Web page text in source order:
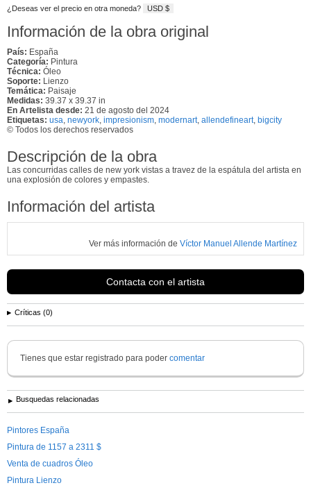
¿Deseas ver el precio en otra moneda? USD $
Información de la obra original
País: España
Categoría: Pintura
Técnica: Óleo
Soporte: Lienzo
Temática: Paisaje
Medidas: 39.37 x 39.37 in
En Artelista desde: 21 de agosto del 2024
Etiquetas: usa, newyork, impresionism, modernart, allendefineart, bigcity
© Todos los derechos reservados
Descripción de la obra
Las concurridas calles de new york vistas a travez de la espátula del artista en
una explosión de colores y empastes.
Información del artista
Ver más información de Víctor Manuel Allende Martínez
Contacta con el artista
Críticas (0)
Tienes que estar registrado para poder comentar
Busquedas relacionadas
Pintores España
Pintura de 1157 a 2311 $
Venta de cuadros Óleo
Pintura Lienzo